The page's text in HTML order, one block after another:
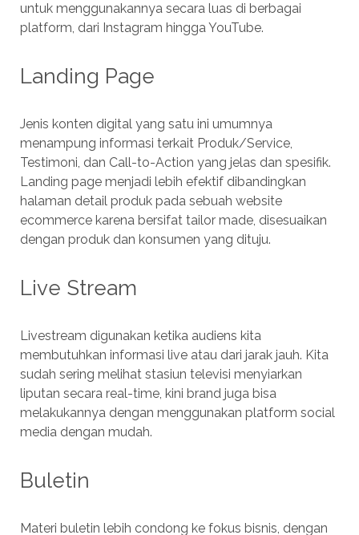
untuk menggunakannya secara luas di berbagai
platform, dari Instagram hingga YouTube.
Landing Page
Jenis konten digital yang satu ini umumnya
menampung informasi terkait Produk/Service,
Testimoni, dan Call-to-Action yang jelas dan spesifik.
Landing page menjadi lebih efektif dibandingkan
halaman detail produk pada sebuah website
ecommerce karena bersifat tailor made, disesuaikan
dengan produk dan konsumen yang dituju.
Live Stream
Livestream digunakan ketika audiens kita
membutuhkan informasi live atau dari jarak jauh. Kita
sudah sering melihat stasiun televisi menyiarkan
liputan secara real-time, kini brand juga bisa
melakukannya dengan menggunakan platform social
media dengan mudah.
Buletin
Materi buletin lebih condong ke fokus bisnis, dengan